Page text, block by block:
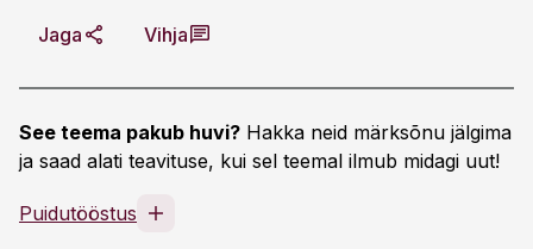
Jaga Vihja
See teema pakub huvi? Hakka neid märksõnu jälgima
ja saad alati teavituse, kui sel teemal ilmub midagi uut!
Puidutööstus